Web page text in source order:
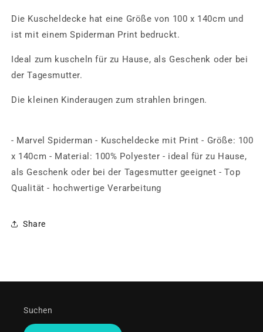
100
140cm
100
x
140cm
Die Kuscheldecke hat eine Größe von 100 x 140cm und
ist mit einem Spiderman Print bedruckt.
Ideal zum kuscheln für zu Hause, als Geschenk oder bei
der Tagesmutter.
Die kleinen Kinderaugen zum strahlen bringen.
- Marvel Spiderman - Kuscheldecke mit Print - Größe: 100
x 140cm - Material: 100% Polyester - ideal für zu Hause,
als Geschenk oder bei der Tagesmutter geeignet - Top
Qualität - hochwertige Verarbeitung
Share
Suchen